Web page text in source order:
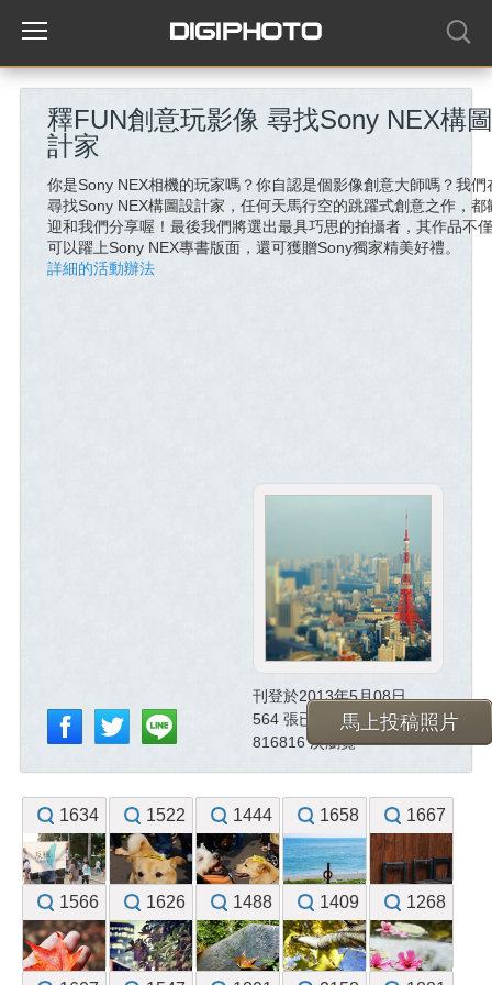
釋FUN創意玩影像 尋找Sony NEX構
計家
你是Sony NEX相機的玩家嗎？你自認是個影像創意大師嗎？我們
尋找Sony NEX構圖設計家，任何天馬行空的跳躍式創意之作，都
迎和我們分享喔！最後我們將選出最具巧思的拍攝者，其作品不
可以躍上Sony NEX專書版面，還可獲贈Sony獨家精美好禮。
詳細的活動辦法
馬上投稿照片
刊登於2013年5月08日
564 張已投稿照片
816816 次瀏覽
1634 1522 1444 1658 1667
1566 1626 1488 1409 1268